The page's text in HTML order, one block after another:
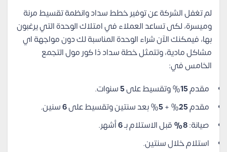
لم تغفل الشركة عن توفير خطط سداد وانظمة تقسيط مرنة
وميسرة، لكى تساعد العملاء في امتلاك الوحدة التي يرغبون
بها، فيمكنك الآن شراء الوحدة المناسبة لك دون مواجهة اي
مشاكل مادية، وتتمثل خطة سداد ذا كور مول التجمع
الخامس في:
مقدم15% وتقسيط على5سنوات.
مقدم25
% +
5% بعد سنتين وتقسيط على6سنين.
صيانة:8% قبل الاستلام بـ6أشهر.
استلام خلال سنتين.